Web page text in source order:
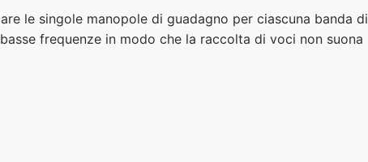
le singole manopole di guadagno per ciascuna banda di
frequenze in modo che la raccolta di voci non suona